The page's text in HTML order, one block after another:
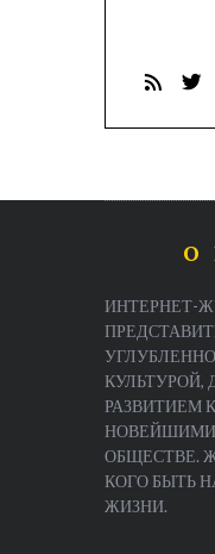
О
ИНТЕРНЕТ-
РАЗВИТИЕМ
НОВЕЙШИМИ
ОБЩЕСТВЕ.
КОГО БЫТЬ
ЖИЗНИ.